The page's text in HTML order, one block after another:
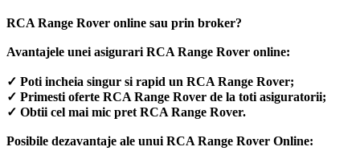
RCA Range Rover online sau prin broker?
Avantajele unei asigurari RCA Range Rover online:
✓ Poti incheia singur si rapid un RCA Range Rover;
✓ Primesti oferte RCA Range Rover de la toti asiguratorii;
✓ Obtii cel mai mic pret RCA Range Rover.
Posibile dezavantaje ale unui RCA Range Rover Online: